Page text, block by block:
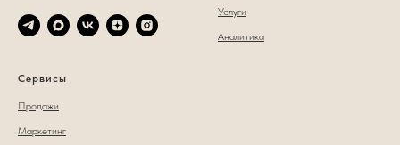
Услуги
Аналитика
Сервисы
Продажи
Маркетинг